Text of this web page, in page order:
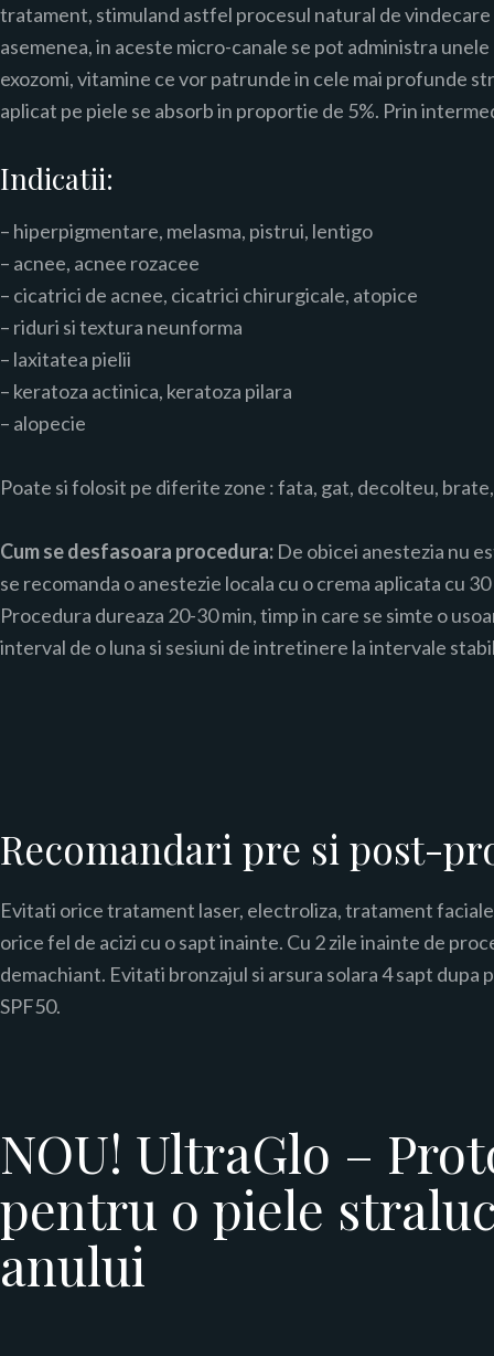
tratament, stimuland astfel procesul natural de
asemenea, in aceste micro-canale se pot administra
exozomi, vitamine ce vor patrunde in cele mai profunde
aplicat pe piele se absorb in proportie de 5%. Prin
Indicatii:
– hiperpigmentare, melasma, pistrui, lentigo
– acnee, acnee rozacee
– cicatrici de acnee, cicatrici chirurgicale, atopice
– riduri si textura neunforma
– laxitatea pielii
– keratoza actinica, keratoza pilara
– alopecie
Poate si folosit pe diferite zone : fata, gat, decolteu,
Cum se desfasoara procedura: De obicei anestezia nu
se recomanda o anestezie locala cu o crema aplicata cu
Procedura dureaza 20-30 min, timp in care se simte o
interval de o luna si sesiuni de intretinere la intervale
Recomandari pre si post-
Evitati orice tratament laser, electroliza, tratament
orice fel de acizi cu o sapt inainte. Cu 2 zile inainte de
demachiant. Evitati bronzajul si arsura solara 4 sapt
SPF50.
NOU! UltraGlo –
pentru o piele
anului